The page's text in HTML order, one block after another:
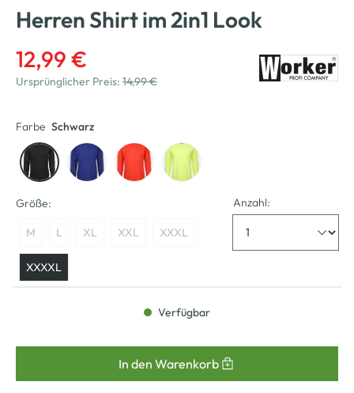
Herren Shirt im 2in1 Look
12,99 €
Ursprünglicher Preis: 14,99 €
Farbe Schwarz
Größe:
M L XL XXL XXXL
XXXXL
Anzahl:
Verfügbar
In den Warenkorb